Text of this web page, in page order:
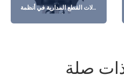
آلات القطع المدارية في أنظمة
ذات صلة